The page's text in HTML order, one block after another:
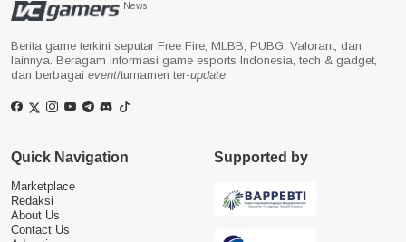
News
Berita game terkini seputar Free Fire, MLBB, PUBG, Valorant, dan
lainnya. Beragam informasi game esports Indonesia, tech & gadget,
dan berbagai event/turnamen ter-update
Quick Navigation
Marketplace
Redaksi
About Us
Contact Us
Supported by